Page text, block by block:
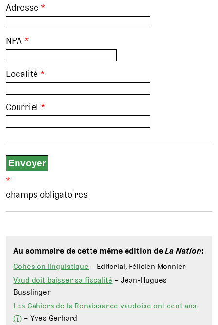
Adresse *
NPA *
Localité *
Courriel *
*
champs obligatoires
Au sommaire de cette même édition deLa Nation:
Cohésion linguistique– Editorial, Félicien Monnier
Vaud doit baisser sa fiscalité– Jean-Hugues
Busslinger
Les Cahiers de la Renaissance vaudoise ont cent ans
(7)– Yves Gerhard